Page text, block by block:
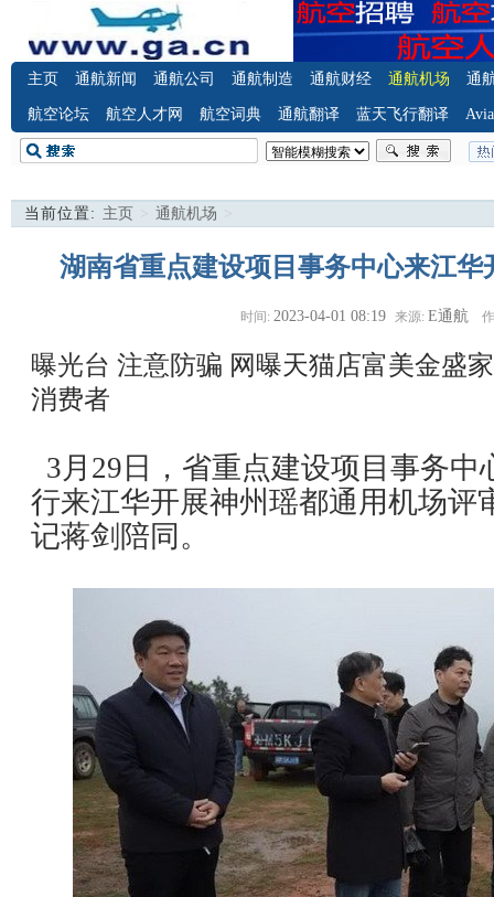
主页 通航新闻 通航公司 通航制造 通航财经 通航机场 通
航空论坛 航空人才网 航空词典 通航翻译 蓝天飞行翻译
当前位置: 主页 > 通航机场 >
湖南省重点建设项目事务中心来江
时间: 2023-04-01 08:19 来源: E通航
曝光台 注意防骗 网曝天猫店富美金盛
消费者
3月29日，省重点建设项目事务中
行来江华开展神州瑶都通用机场评
记蒋剑陪同。